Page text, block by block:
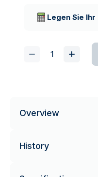
Legen Sie
Overview
History